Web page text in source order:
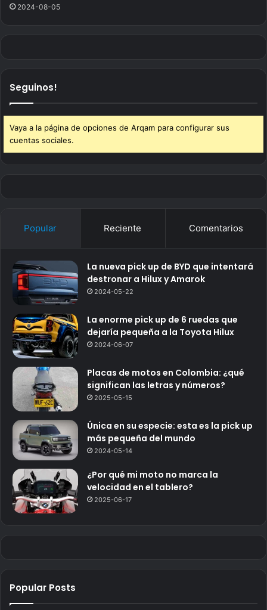
2024-08-05
Seguinos!
Vaya a la página de opciones de Arqam para configurar sus
cuentas sociales.
Popular Reciente Comentarios
La nueva pick up de BYD que intentará
destronar a Hilux y Amarok
2024-05-22
La enorme pick up de 6 ruedas que
dejaría pequeña a la Toyota Hilux
2024-06-07
Placas de motos en Colombia: ¿qué
significan las letras y números?
2025-05-15
Única en su especie: esta es la pick up
más pequeña del mundo
2024-05-14
¿Por qué mi moto no marca la
velocidad en el tablero?
2025-06-17
Popular Posts